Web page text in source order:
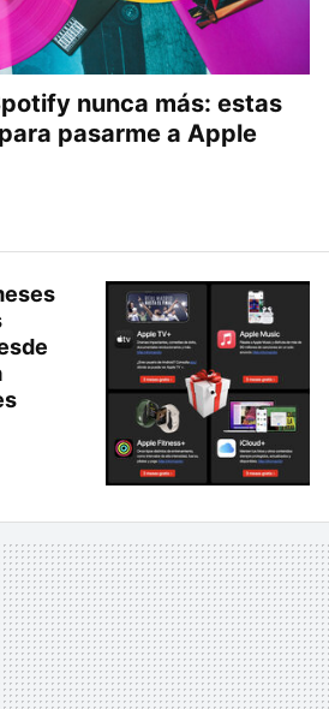
nunca más: estas
pasarme a Apple